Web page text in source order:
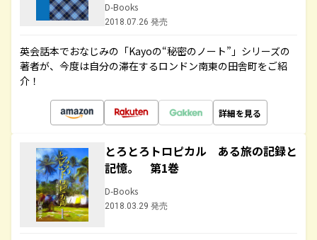
D-Books
2018.07.26 発売
英会話本でおなじみの「Kayoの“秘密のノート”」シリーズの
著者が、今度は自分の滞在するロンドン南東の田舎町をご紹
介！
詳細を見る
とろとろトロピカル ある旅の記録と
記憶。 第1巻
D-Books
2018.03.29 発売